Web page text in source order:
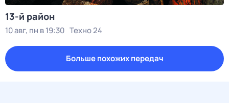
13-й район
10 авг, пн в 19:30 Техно 24
Больше похожих передач